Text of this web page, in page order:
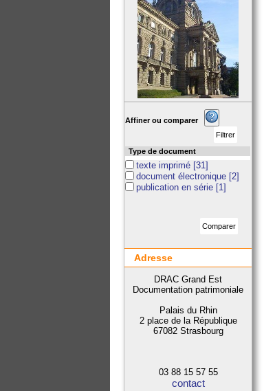
Affiner ou comparer
Type de document
texte imprimé [31]
document électronique [2]
publication en série [1]
Adresse
DRAC Grand Est
Documentation patrimoniale
Palais du Rhin
2 place de la République
67082 Strasbourg
03 88 15 57 55
contact